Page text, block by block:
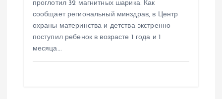
проглотил 32 магнитных шарика. Как
сообщает региональный минздрав, в Центр
охраны материнства и детства экстренно
поступил ребенок в возрасте 1 года и 1
месяца…